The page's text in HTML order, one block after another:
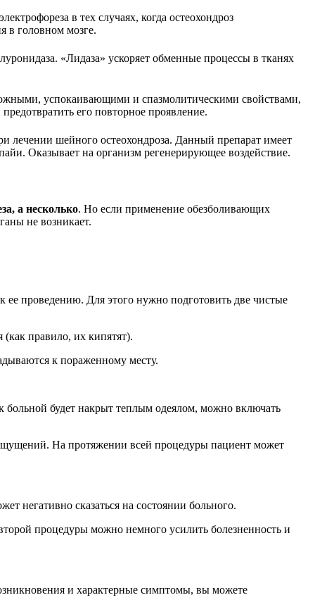
в тех случаях, когда остеохондроз
в головном мозге.
«Лидаза» ускоряет обменные процессы в тканях
успокаивающими и спазмолитическими свойствами,
его повторное проявление.
лечении шейного остеохондроза. Данный препарат имеет
Оказывает на организм регенерирующее воздействие.
а несколько. Но если применение обезболивающих
не возникает.
ее проведению. Для этого нужно подготовить две чистые
правило, их кипятят).
к пораженному месту.
больной будет накрыт теплым одеялом, можно включать
На протяжении всей процедуры пациент может
негативно сказаться на состоянии больного.
процедуры можно немного усилить болезненность и
и характерные симптомы, вы можете